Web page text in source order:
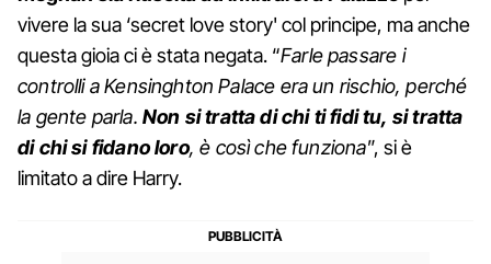
vivere la sua ‘secret love story' col principe, ma anche
questa gioia ci è stata negata. “Farle passare i
controlli a Kensinghton Palace era un rischio, perché
la gente parla. Non si tratta di chi ti fidi tu, si tratta
di chi si fidano loro, è così che funziona”, si è
limitato a dire Harry.